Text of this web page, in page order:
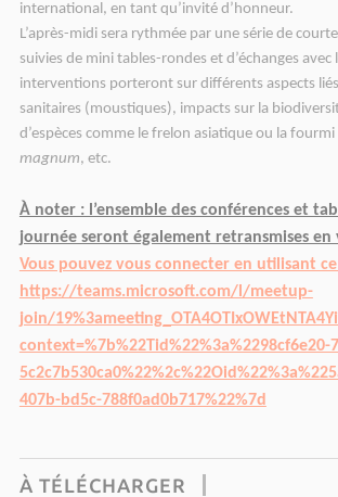
international, en tant qu’invité d’honneur.
L’après-midi sera rythmée par une série de
suivies de mini tables-rondes et d’échanges avec
interventions porteront sur différents aspects liés
sanitaires (moustiques), impacts sur la
d’espèces comme le frelon asiatique ou la fourmi
magnum, etc.
À noter : l’ensemble des conférences et
journée seront également retransmises en
Vous pouvez vous connecter en utilisant
https://teams.microsoft.com/l/meetup-
join/
context=%7b%22Tid%22%3a%2298cf6e20-
407b-bd5c-788f0ad0b717%22%7d
À TÉLÉCHARGER